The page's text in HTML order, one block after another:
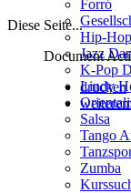
Forró
Hip-Hop
Jazz
K-Pop
Lindy
Salsa
Tango
Zumba
Diese Seite...
Document
drucken